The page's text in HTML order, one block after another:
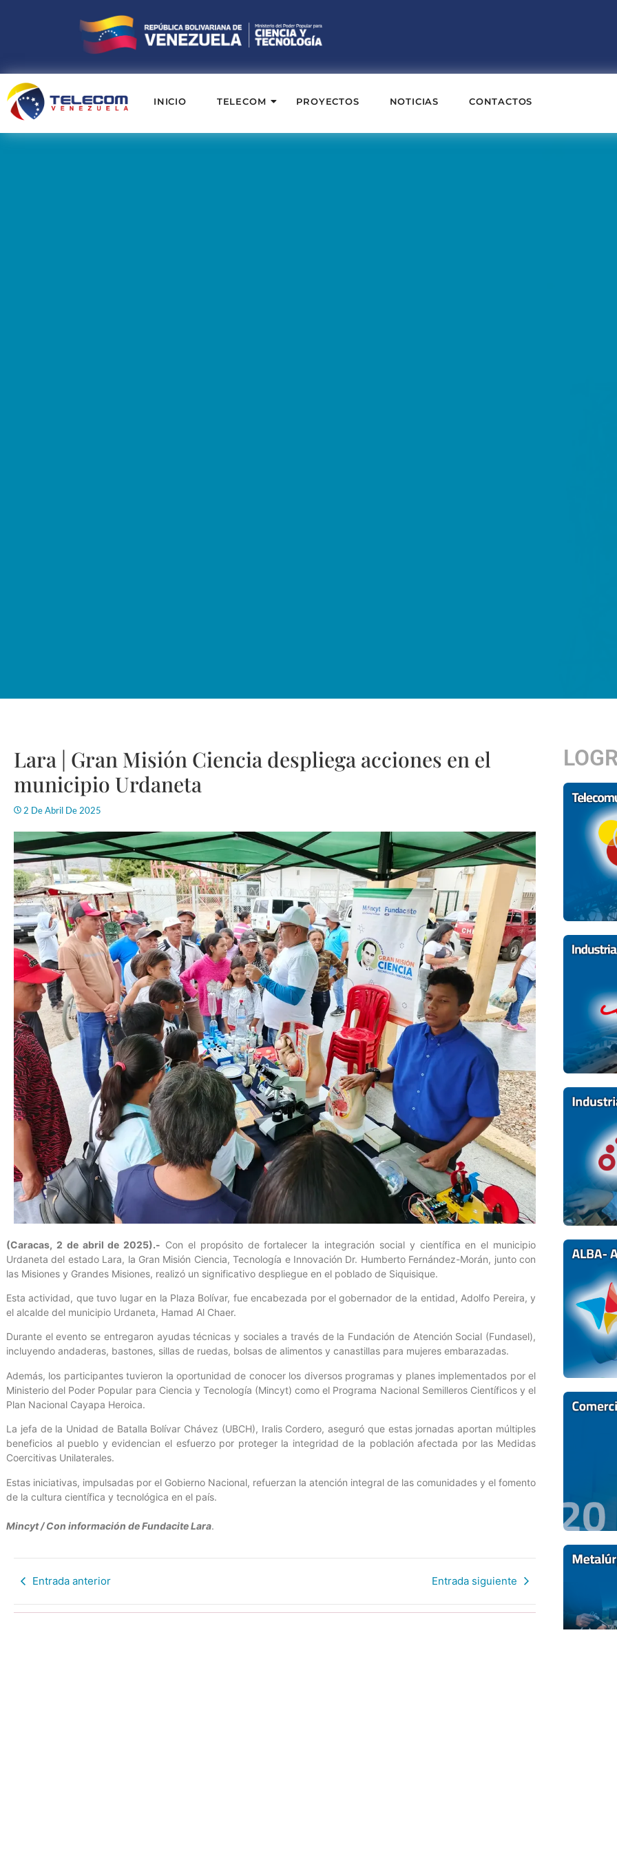
INICIO TELECOM PROYECTOS NOTICIAS CONTACTOS
Lara | Gran Misión Ciencia despliega acciones en el
municipio Urdaneta
2 De Abril De 2025
(Caracas, 2 de abril de 2025).- Con el propósito de fortalecer la integración social y científica en el municipio
Urdaneta del estado Lara, la Gran Misión Ciencia, Tecnología e Innovación Dr. Humberto Fernández-Morán, junto con
las Misiones y Grandes Misiones, realizó un significativo despliegue en el poblado de Siquisique.
Esta actividad, que tuvo lugar en la Plaza Bolívar, fue encabezada por el gobernador de la entidad, Adolfo Pereira, y
el alcalde del municipio Urdaneta, Hamad Al Chaer.
Durante el evento se entregaron ayudas técnicas y sociales a través de la Fundación de Atención Social (Fundasel),
incluyendo andaderas, bastones, sillas de ruedas, bolsas de alimentos y canastillas para mujeres embarazadas.
Además, los participantes tuvieron la oportunidad de conocer los diversos programas y planes implementados por el
Ministerio del Poder Popular para Ciencia y Tecnología (Mincyt) como el Programa Nacional Semilleros Científicos y el
Plan Nacional Cayapa Heroica.
La jefa de la Unidad de Batalla Bolívar Chávez (UBCH), Iralis Cordero, aseguró que estas jornadas aportan múltiples
beneficios al pueblo y evidencian el esfuerzo por proteger la integridad de la población afectada por las Medidas
Coercitivas Unilaterales.
Estas iniciativas, impulsadas por el Gobierno Nacional, refuerzan la atención integral de las comunidades y el fomento
de la cultura científica y tecnológica en el país.
Mincyt / Con información de Fundacite Lara.
Entrada anterior Entrada siguiente